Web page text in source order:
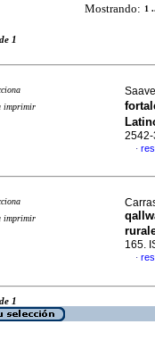
Mostrando: 1
1
imprimir
·
imprimir
165.
·
1